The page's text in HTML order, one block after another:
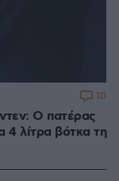
Ο πατέρας
4 λίτρα βότκα τη
10